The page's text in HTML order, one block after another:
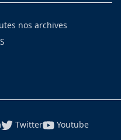
nos archives
Twitter Youtube